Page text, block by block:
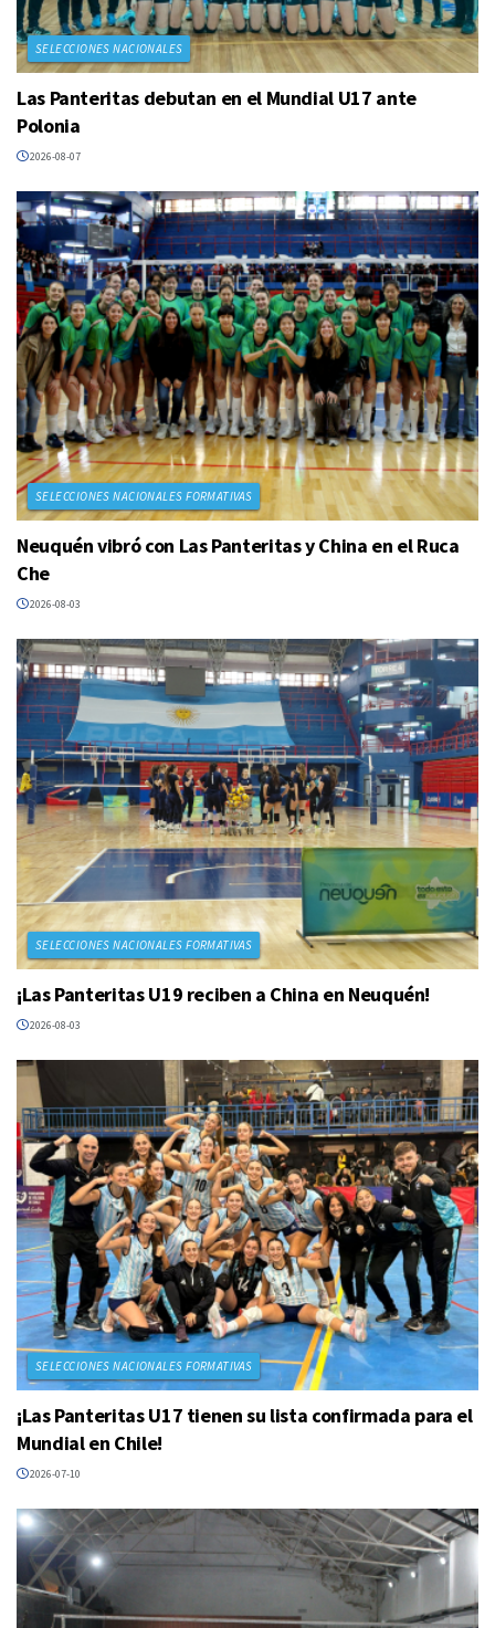
SELECCIONES NACIONALES
Las Panteritas debutan en el Mundial U17 ante
Polonia
2026-08-07
SELECCIONES NACIONALES FORMATIVAS
Neuquén vibró con Las Panteritas y China en el Ruca
Che
2026-08-03
SELECCIONES NACIONALES FORMATIVAS
¡Las Panteritas U19 reciben a China en Neuquén!
2026-08-03
SELECCIONES NACIONALES FORMATIVAS
¡Las Panteritas U17 tienen su lista confirmada para el
Mundial en Chile!
2026-07-10